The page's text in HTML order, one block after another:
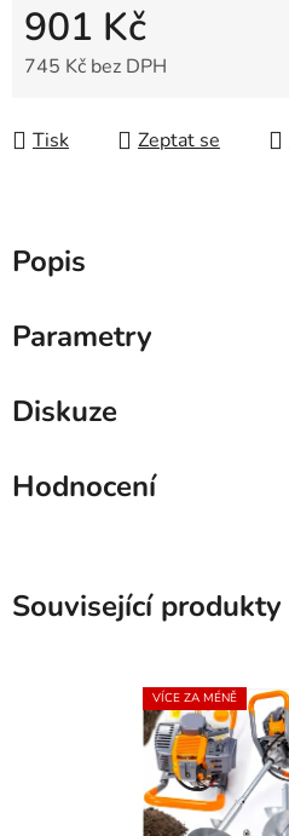
901 Kč
745 Kč bez DPH
Tisk
Zeptat se
Popis
Parametry
Diskuze
Hodnocení
Související produkty
VÍCE ZA MÉNĚ